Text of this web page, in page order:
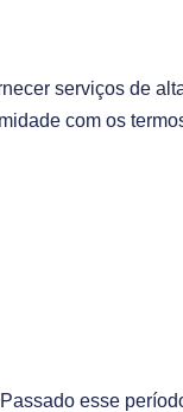
serviços de
com os
esse